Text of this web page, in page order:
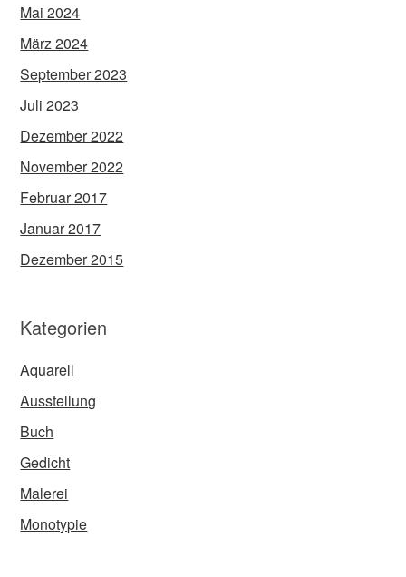
Mai 2024
März 2024
September 2023
Juli 2023
Dezember 2022
November 2022
Februar 2017
Januar 2017
Dezember 2015
Kategorien
Aquarell
Ausstellung
Buch
Gedicht
Malerei
Monotypie